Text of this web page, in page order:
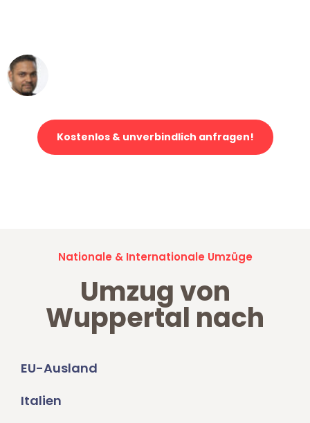
Kostenlos & unverbindlich anfragen!
Nationale & Internationale Umzüge
Umzug von
Wuppertal nach
EU-Ausland
Italien